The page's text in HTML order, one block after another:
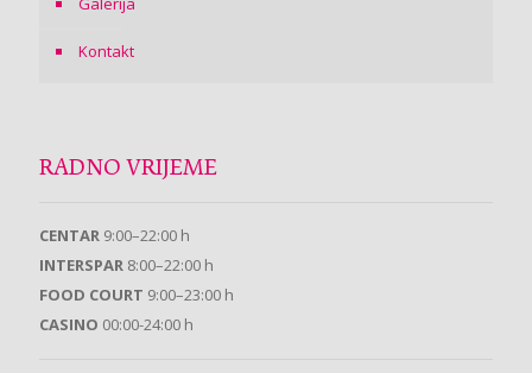
Kontakt
RADNO VRIJEME
CENTAR 9:00–22:00 h
INTERSPAR 8:00–22:00 h
FOOD COURT 9:00–23:00 h
CASINO 00:00-24:00 h